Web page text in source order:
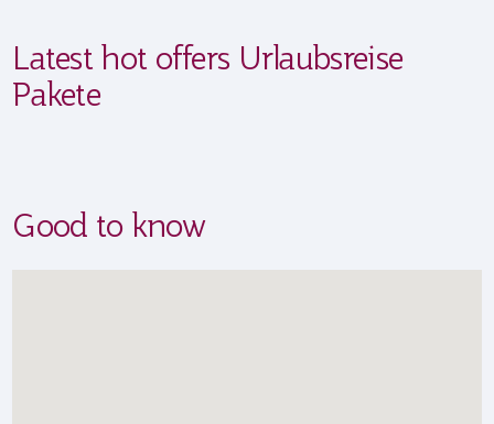
Latest hot offers Urlaubsreise
Pakete
Good to know